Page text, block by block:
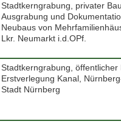
Stadtkerngrabung, privater
Ausgrabung und
Neubaus von
Lkr. Neumarkt i.d.OPf.
Stadtkerngrabung, öffentlicher
Erstverlegung Kanal,
Stadt Nürnberg